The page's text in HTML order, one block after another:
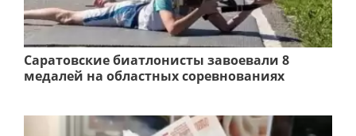
Саратовские биатлонисты завоевали 8
медалей на областных соревнованиях